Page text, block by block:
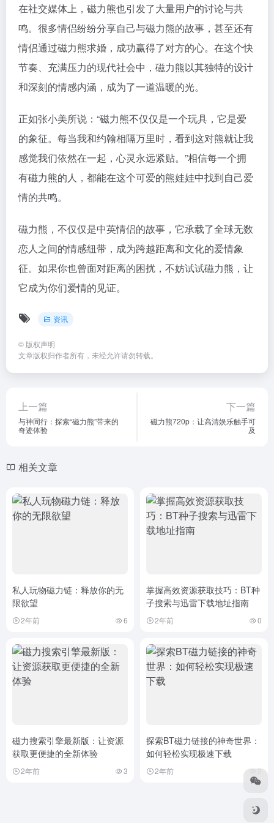
在社交媒体上，磁力熊也引发了大量用户的讨论与共
鸣。很多情侣纷纷分享自己与磁力熊的故事，甚至还有
情侣通过磁力熊求婚，成功赢得了对方的心。在这个快
节奏、充满压力的现代社会中，磁力熊以其独特的设计
和深刻的情感内涵，成为了一道温暖的光。
正如张小美所说：“磁力熊不仅仅是一个玩具，它是爱
的象征。每当我和约翰相隔万里时，看到这对熊就让我
感觉我们依然在一起，心灵永远紧贴。”相信每一个拥
有磁力熊的人，都能在这个可爱的熊娃娃中找到自己爱
情的共鸣。
磁力熊，不仅仅是中英情侣的故事，它承载了全球无数
恋人之间的情感纽带，成为跨越距离和文化的爱情象
征。如果你也曾面对距离的困扰，不妨试试磁力熊，让
它成为你们爱情的见证。
资讯
© 版权声明
文章版权归作者所有，未经允许请勿转载。
上一篇
与神同行：探索“磁力熊”带来的
奇迹体验
下一篇
磁力熊720p：让高清娱乐触手可
及
相关文章
私人玩物磁力链：释放你的无
限欲望
2年前 6
掌握高效资源获取技巧：BT种
子搜索与迅雷下载地址指南
2年前 0
磁力搜索引擎最新版：让资源
获取更便捷的全新体验
2年前 3
探索BT磁力链接的神奇世界：
如何轻松实现极速下载
2年前 2